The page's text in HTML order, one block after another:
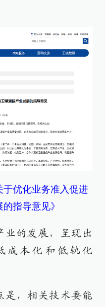
优化业务准入促进
指导意见》
业的发展，呈现出
成本化和低轨化
是，相关技术要能